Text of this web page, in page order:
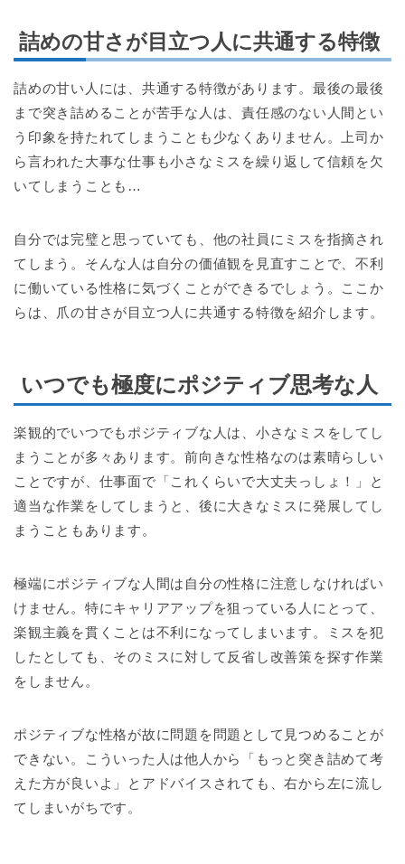
詰めの甘さが目立つ人に共通する特徴
詰めの甘い人には、共通する特徴があります。最後の最後
まで突き詰めることが苦手な人は、責任感のない人間とい
う印象を持たれてしまうことも少なくありません。上司か
ら言われた大事な仕事も小さなミスを繰り返して信頼を欠
いてしまうことも…
自分では完璧と思っていても、他の社員にミスを指摘され
てしまう。そんな人は自分の価値観を見直すことで、不利
に働いている性格に気づくことができるでしょう。ここか
らは、爪の甘さが目立つ人に共通する特徴を紹介します。
いつでも極度にポジティブ思考な人
楽観的でいつでもポジティブな人は、小さなミスをしてし
まうことが多々あります。前向きな性格なのは素晴らしい
ことですが、仕事面で「これくらいで大丈夫っしょ！」と
適当な作業をしてしまうと、後に大きなミスに発展してし
まうこともあります。
極端にポジティブな人間は自分の性格に注意しなければい
けません。特にキャリアアップを狙っている人にとって、
楽観主義を貫くことは不利になってしまいます。ミスを犯
したとしても、そのミスに対して反省し改善策を探す作業
をしません。
ポジティブな性格が故に問題を問題として見つめることが
できない。こういった人は他人から「もっと突き詰めて考
えた方が良いよ」とアドバイスされても、右から左に流し
てしまいがちです。